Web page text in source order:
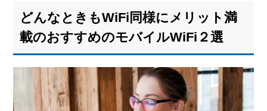
どんなときもWiFi同様にメリット満
載のおすすめのモバイルWiFi２選